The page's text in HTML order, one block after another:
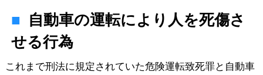
自動車の運転により人を死傷さ
せる行為
これまで刑法に規定されていた危険運転致死罪と自動車